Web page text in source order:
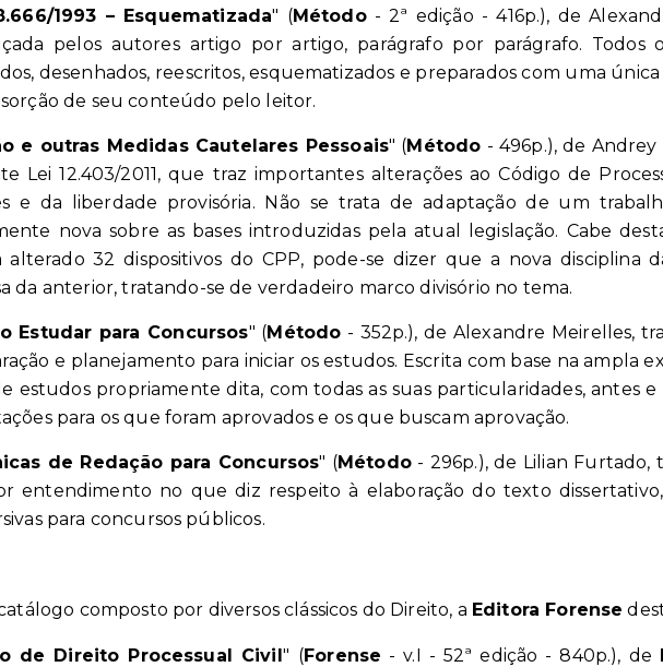
1993 – Esquematizada" (Método- 2ª edição - 416p.), de
pelos autores artigo por artigo, parágrafo por parágrafo. Todos
desenhados, reescritos, esquematizados e preparados com uma
de seu conteúdo pelo leitor.
e outras Medidas Cautelares Pessoais" (Método - 496p.), de Andrey
Lei 12.403/2011, que traz importantes alterações ao Código de
e da liberdade provisória. Não se trata de adaptação de um
nova sobre as bases introduzidas pela atual legislação. Cabe
alterado 32 dispositivos do CPP, pode-se dizer que a nova disciplina
da anterior, tratando-se de verdadeiro marco divisório no tema.
Estudar para Concursos" (Método - 352p.), de Alexandre Meirelles,
e planejamento para iniciar os estudos. Escrita com base na ampla
estudos propriamente dita, com todas as suas particularidades, antes
para os que foram aprovados e os que buscam aprovação.
de Redação para Concursos" (Método- 296p.), de Lilian
entendimento no que diz respeito à elaboração do texto
para concursos públicos.
composto por diversos clássicos do Direito, a Editora Forense
de Direito Processual Civil" (Forense - v.I - 52ª edição - 840p.), de